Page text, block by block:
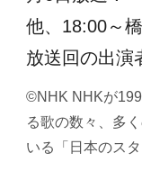
他、18:00～
放送回の出演
©NHK NHKが
る歌の数々、多
いる「日本のス